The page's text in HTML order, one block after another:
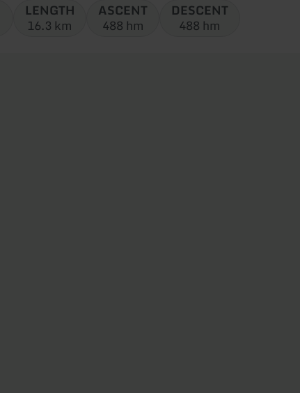
LENGTH
16.3 km
ASCENT
488 hm
DESCENT
488 hm